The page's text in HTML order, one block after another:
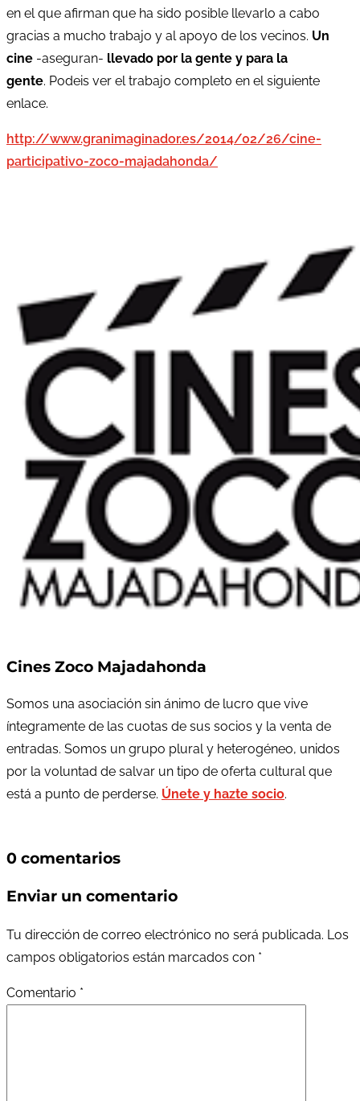
en el que afirman que ha sido posible llevarlo a cabo
gracias a mucho trabajo y al apoyo de los vecinos. Un
cine -aseguran- llevado por la gente y para la
gente. Podeis ver el trabajo completo en el siguiente
enlace.
http://www.granimaginador.es/2014/02/26/cine-
participativo-zoco-majadahonda/
Cines Zoco Majadahonda
Somos una asociación sin ánimo de lucro que vive
íntegramente de las cuotas de sus socios y la venta de
entradas. Somos un grupo plural y heterogéneo, unidos
por la voluntad de salvar un tipo de oferta cultural que
está a punto de perderse. Únete y hazte socio.
0 comentarios
Enviar un comentario
Tu dirección de correo electrónico no será publicada. Los
campos obligatorios están marcados con *
Comentario *